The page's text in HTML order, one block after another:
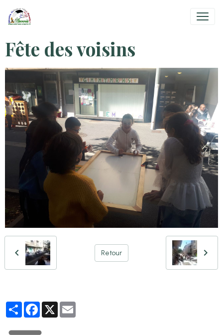
Fête des voisins
Retour
PartagerFacebook
X